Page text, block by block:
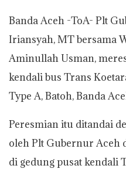
a
t
s
p
c
e
b
k
i
t
t
p
y
L
k
Banda Aceh -ToA- Plt
Iriansyah, MT bersama
Aminullah Usman,
kendali bus Trans
Type A, Batoh, Banda
Peresmian itu ditandai
oleh Plt Gubernur Aceh
di gedung pusat kendali